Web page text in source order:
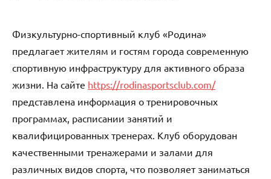
Физкультурно-спортивный клуб «Родина»
предлагает жителям и гостям города современную
спортивную инфраструктуру для активного образа
жизни. На сайте https://rodinasportsclub.com/
представлена информация о тренировочных
программах, расписании занятий и
квалифицированных тренерах. Клуб оборудован
качественными тренажерами и залами для
различных видов спорта, что позволяет заниматься